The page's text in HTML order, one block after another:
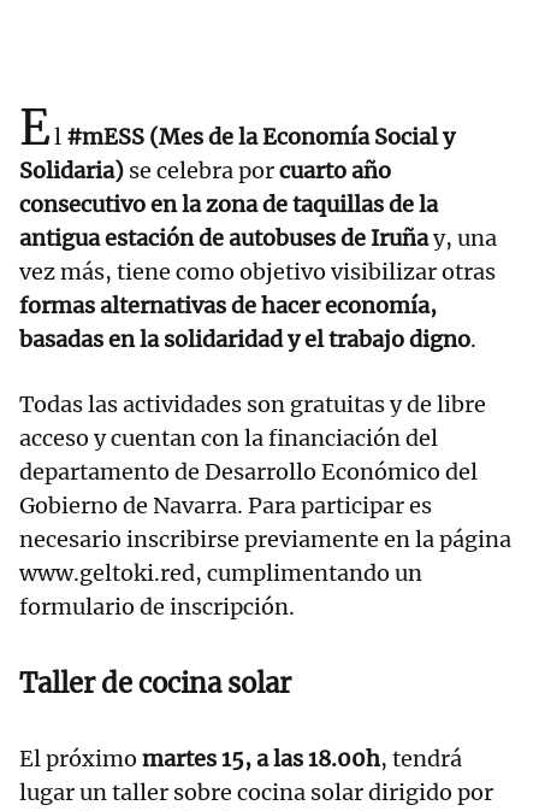
El #mESS (Mes de la Economía Social y
Solidaria) se celebra porcuarto año
consecutivo en la zona de taquillas de la
antigua estación de autobuses de Iruñay, una
vez más, tiene como objetivo visibilizar otras
formas alternativas de hacer economía,
basadas en la solidaridad y el trabajo digno.
Todas las actividades son gratuitas y de libre
acceso y cuentan con la financiación del
departamento de Desarrollo Económico del
Gobierno de Navarra. Para participar es
necesario inscribirse previamente en la página
www.geltoki.red, cumplimentando un
formulario de inscripción.
Taller de cocina solar
El próximo martes 15, a las 18.00h, tendrá
lugar un taller sobre cocina solar dirigido por